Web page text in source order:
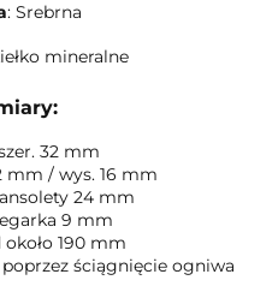
: Srebrna
mineralne
32 mm
mm / wys. 16 mm
24 mm
9 mm
190 mm
ściągnięcie ogniwa